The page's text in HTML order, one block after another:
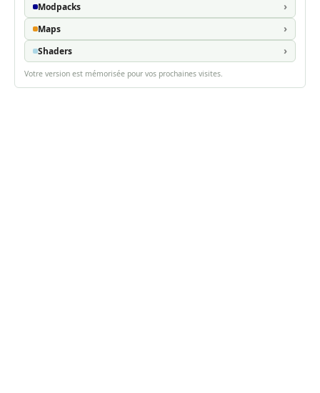
Modpacks
Maps
Shaders
Votre version est mémorisée pour vos prochaines visites.